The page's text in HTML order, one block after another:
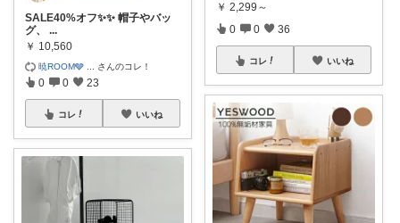
SALE40%オフ✨️✨️ 帽子やバッ
グ、
...
￥ 10,560
暁ROOM🩶 さんのコレ！
0 0 23
コレ いいね
￥ 2,299～
0 0 36
コレ いいね